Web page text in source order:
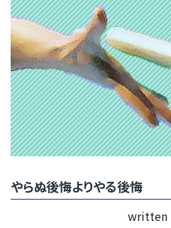
やらぬ後悔よりやる後悔
written